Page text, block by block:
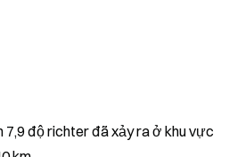
độ richter đã xảy ra ở khu vực